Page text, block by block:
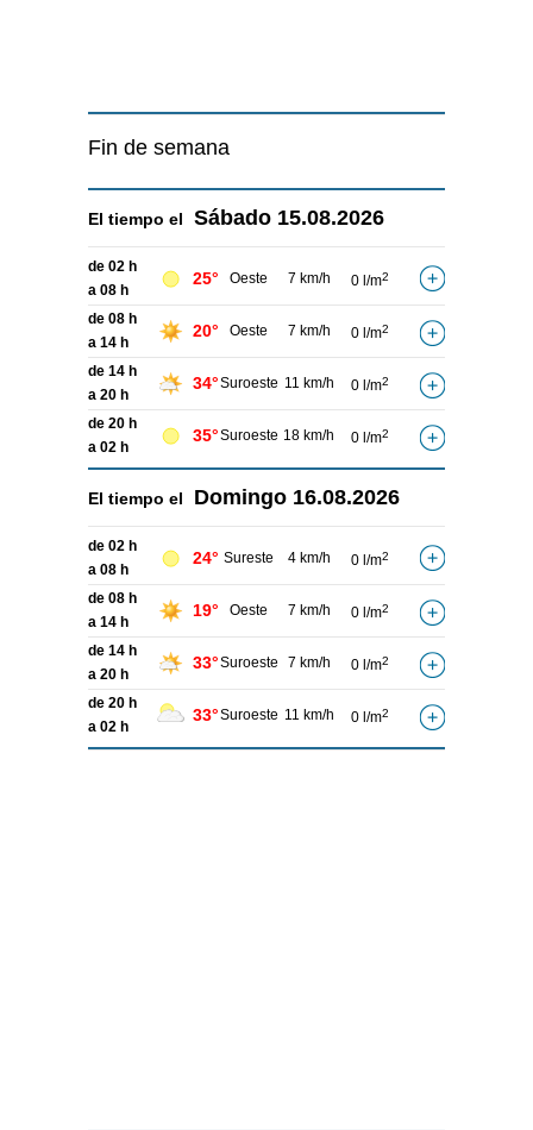
Fin de semana
El tiempo el Sábado 15.08.2026
de 02 h
a 08 h
25° Oeste 7 km/h 0 l/m2
de 08 h
a 14 h
20° Oeste 7 km/h 0 l/m2
de 14 h
a 20 h
34°Suroeste 11 km/h 0 l/m2
de 20 h
a 02 h
35°Suroeste 18 km/h 0 l/m2
El tiempo el Domingo 16.08.2026
de 02 h
a 08 h
24° Sureste 4 km/h 0 l/m2
de 08 h
a 14 h
19° Oeste 7 km/h 0 l/m2
de 14 h
a 20 h
33°Suroeste 7 km/h 0 l/m2
de 20 h
a 02 h
33°Suroeste 11 km/h 0 l/m2